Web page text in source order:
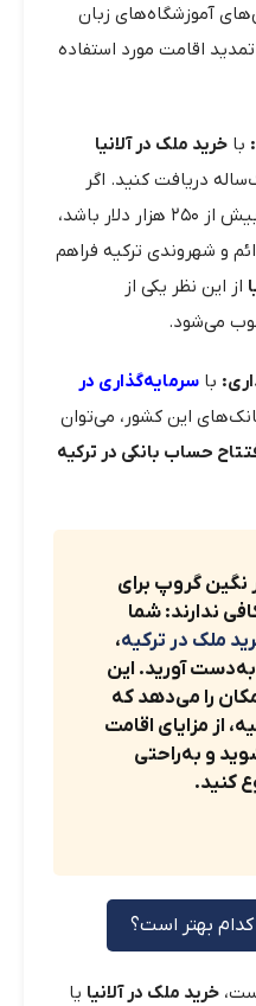
آموزشگاه‌های زبان
تمدید اقامت مورد استفاده
با خرید ملک در آلانیا
دریافت کنید. اگر
ارزش ملک خریداری شده بیش از ۲۵۰ هزار دلار باشد،
و شهروندی ترکیه فراهم
از این نظر یکی از
می‌شود.
با سرمایه‌گذاری در
این کشور، می‌توان
حساب بانکی در ترکیه
گروپ برای
ندارند: شما
ملک در ترکیه،
آورید. این
را می‌دهد که
از مزایای اقامت
و به‌راحتی
کنید.
کدام بهتر است؟
خرید ملک در آلانیا یا